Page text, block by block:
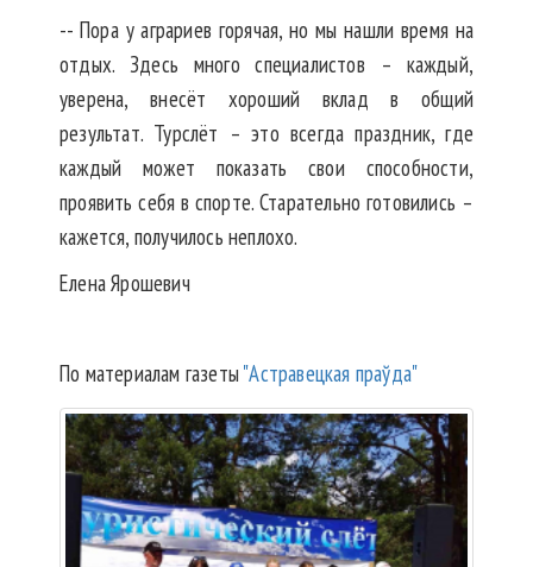
-- Пора у аграриев горячая, но мы нашли время на
отдых. Здесь много специалистов – каждый,
уверена, внесёт хороший вклад в общий
результат. Турслёт – это всегда праздник, где
каждый может показать свои способности,
проявить себя в спорте. Старательно готовились –
кажется, получилось неплохо.
Елена Ярошевич
По материалам газеты "Астравецкая праўда"